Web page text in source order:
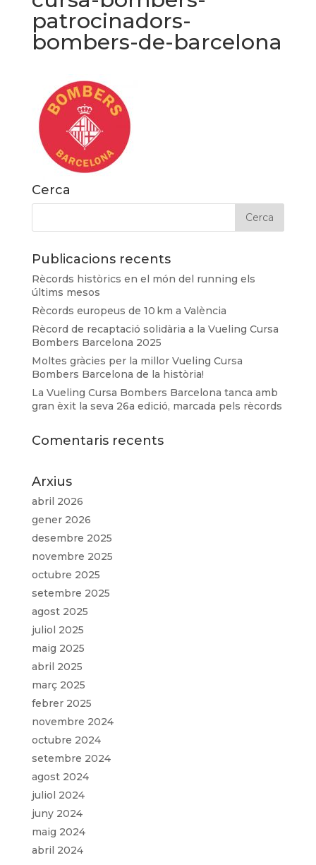
patrocinadors-
bombers-de-barcelona
Cerca
Publicacions recents
Rècords històrics en el món del running els
últims mesos
Rècords europeus de 10 km a València
Rècord de recaptació solidària a la Vueling Cursa
Bombers Barcelona 2025
Moltes gràcies per la millor Vueling Cursa
Bombers Barcelona de la història!
La Vueling Cursa Bombers Barcelona tanca amb
gran èxit la seva 26a edició, marcada pels rècords
Comentaris recents
Arxius
abril 2026
gener 2026
desembre 2025
novembre 2025
octubre 2025
setembre 2025
agost 2025
juliol 2025
maig 2025
abril 2025
març 2025
febrer 2025
novembre 2024
octubre 2024
setembre 2024
agost 2024
juliol 2024
juny 2024
maig 2024
abril 2024